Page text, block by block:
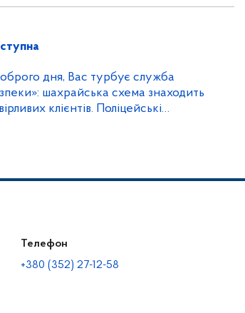
дня, Вас турбує служба
шахрайська схема знаходить
клієнтів. Поліцейські
Телефон
+380 (352) 27-12-58